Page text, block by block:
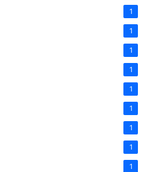
1
1
1
1
1
1
1
1
1